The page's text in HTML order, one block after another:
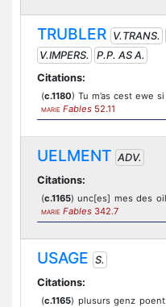
TRUBLER V.TRANS.
V.IMPERS.
P.P. AS A.
Citations:
(c.1180) Tu m’as cest ewe
MARIE Fables 52.11
UELMENT ADV.
Citations:
(c.1165) unc[es] mes des
MARIE Fables 342.7
USAGE S.
Citations:
(c.1165) plusurs genz